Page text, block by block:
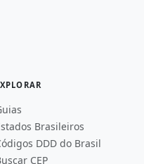
Brasileiros
DDD do Brasil
CEP